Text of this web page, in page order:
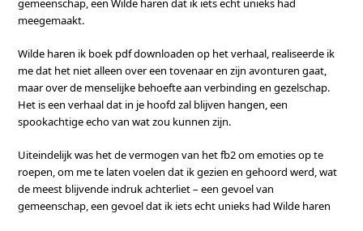
gemeenschap, een Wilde haren dat ik iets echt unieks had
meegemaakt.
Wilde haren ik boek pdf downloaden op het verhaal, realiseerde ik
me dat het niet alleen over een tovenaar en zijn avonturen gaat,
maar over de menselijke behoefte aan verbinding en gezelschap.
Het is een verhaal dat in je hoofd zal blijven hangen, een
spookachtige echo van wat zou kunnen zijn.
Uiteindelijk was het de vermogen van het fb2 om emoties op te
roepen, om me te laten voelen dat ik gezien en gehoord werd, wat
de meest blijvende indruk achterliet – een gevoel van
gemeenschap, een gevoel dat ik iets echt unieks had Wilde haren